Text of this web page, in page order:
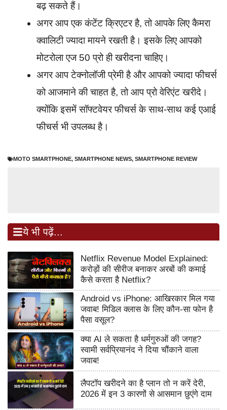
बढ़ सकते हैं।
अगर आप एक कंटेंट क्रिएटर है, तो आपके लिए कैमरा
क्वालिटी ज्यादा मायने रखती है। इसके लिए आपको
मोटरोला एज 50 प्रो ही खरीदना चाहिए।
अगर आप टेक्नोलॉजी प्रेमी है और आपको ज्यादा फीचर्स
को आजमाने की चाहत है, तो आप प्रो वेरिएंट खरीदे।
क्योंकि इसमें सॉफ्टवेयर फीचर्स के साथ-साथ कई एआई
फीचर्स भी उपलब्ध है।
MOTO SMARTPHONE, SMARTPHONE NEWS, SMARTPHONE REVIEW
ये भी पढ़ें...
Netflix Revenue Model Explained:
करोड़ों की सीरीज बनाकर अरबों की कमाई
कैसे करता है Netflix?
Android vs iPhone: आखिरकार मिल गया
जवाब! मिडिल क्लास के लिए कौन-सा फोन है
पैसा वसूल?
क्या AI ले सकता है धर्मगुरुओं की जगह?
स्वामी सर्वप्रियानंद ने दिया चौंकाने वाला
जवाब!
लैपटॉप खरीदने का है प्लान तो न करें देरी,
2026 में इन 3 कारणों से आसमान छुएंगे दाम